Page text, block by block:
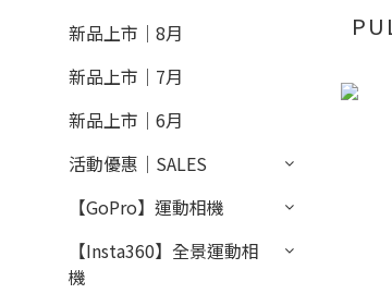
新品上市｜8月
新品上市｜7月
新品上市｜6月
活動優惠｜SALES
【GoPro】運動相機
【Insta360】全景運動相
機